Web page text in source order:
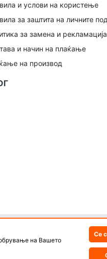
и услови на користење
за заштита на личните
за замена и
и начин на плаќање
на производ
цели без
на Вашето
Се